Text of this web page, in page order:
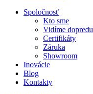
Spoločnosť
Kto sme
Vidíme dopredu
Certifikáty
Záruka
Showroom
Inovácie
Blog
Kontakty